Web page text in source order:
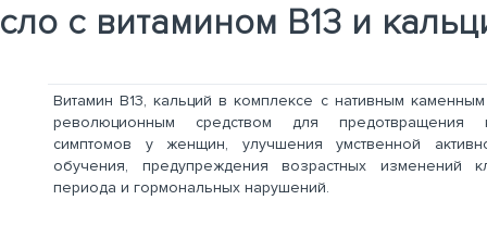
с витамином В13 и
Витамин В13, кальций в комплексе с нативным
революционным средством для предотвращения
симптомов у женщин, улучшения умственной
обучения, предупреждения возрастных изменений
периода и гормональных нарушений.